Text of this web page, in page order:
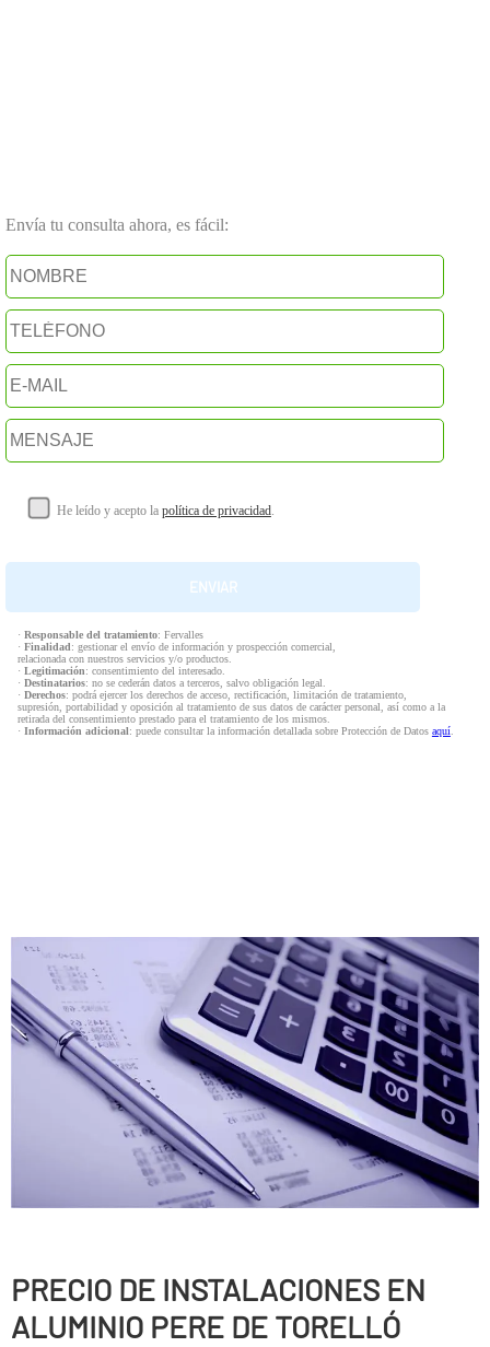
Envía tu consulta ahora, es fácil:
He leído y acepto la política de privacidad.
· Responsable del tratamiento: Fervalles
· Finalidad: gestionar el envío de información y prospección comercial,
relacionada con nuestros servicios y/o productos.
· Legitimación: consentimiento del interesado.
· Destinatarios: no se cederán datos a terceros, salvo obligación legal.
· Derechos: podrá ejercer los derechos de acceso, rectificación, limitación de tratamiento,
supresión, portabilidad y oposición al tratamiento de sus datos de carácter personal, así como a la
retirada del consentimiento prestado para el tratamiento de los mismos.
· Información adicional: puede consultar la información detallada sobre Protección de Datos aquí.
PRECIO DE INSTALACIONES EN
ALUMINIO PERE DE TORELLÓ